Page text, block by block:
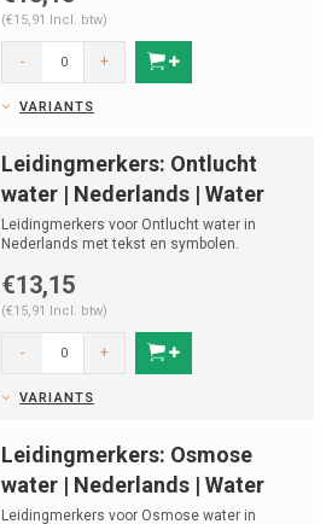
(€15,91 Incl. btw)
- +
VARIANTS
Leidingmerkers: Ontlucht
water | Nederlands | Water
Leidingmerkers voor Ontlucht water in
Nederlands met tekst en symbolen.
€13,15
(€15,91 Incl. btw)
- +
VARIANTS
Leidingmerkers: Osmose
water | Nederlands | Water
Leidingmerkers voor Osmose water in